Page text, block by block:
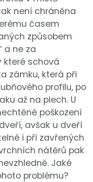
není chráněna
časem
způsobem
a ne za
které schová
zámku, která při
profilu, po
až na plech. U
poškození
avšak u dveří
i při zavřených
nátěrů pak
Jaké
problému?